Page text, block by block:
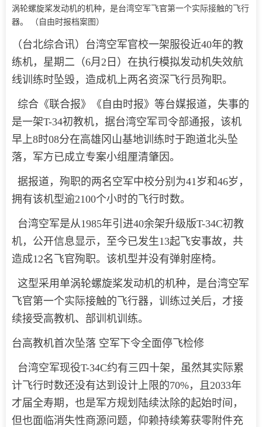
涡轮螺旋桨发动机的机种，是台湾空军飞官第一个实际接触的飞行
器。 （自由时报档案图）
（台北综合讯）台湾空军官校一架服役近40年的教
练机，星期二（6月2日）在执行模拟发动机失效航
线训练时坠毁，造成机上两名资深飞行员殉职。
综合《联合报》《自由时报》等台媒报道，失事的
是一架T-34初教机，据台湾空军司令部通报，该机
早上8时08分在高雄冈山基地训练时于跑道北头坠
落，军方已成立专案小组厘清肇因。
据报道，殉职的两名空军中校分别为41岁和46岁，
拥有该机型逾2100个小时的飞行时数。
台湾空军是从1985年引进40余架升级版T-34C初教
机，公开信息显示，至今已发生13起飞安事故，共
造成12名飞官殉职。该机型并没有弹射座椅。
这型采用单涡轮螺旋桨发动机的机种，是台湾空军
飞官第一个实际接触的飞行器，训练过关后，才接
续接受高教机、部训机训练。
台高教机首次坠落 空军下令全面停飞检修
台湾空军现役T-34C约有三四十架，虽然其实际累
计飞行时数还没有达到设计上限的70%，且2033年
才届全寿期，也是军方规划陆续汰除的起始时间，
但也面临消失性商源问题，仰赖持续筹获零附件充